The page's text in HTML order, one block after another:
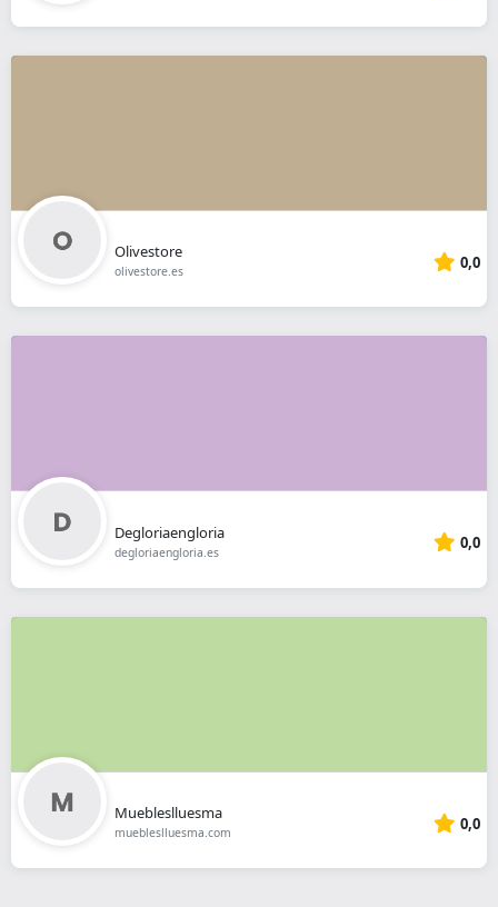
Olivestore
olivestore.es 0,0
Degloriaengloria
degloriaengloria.es 0,0
Muebleslluesma
muebleslluesma.com 0,0